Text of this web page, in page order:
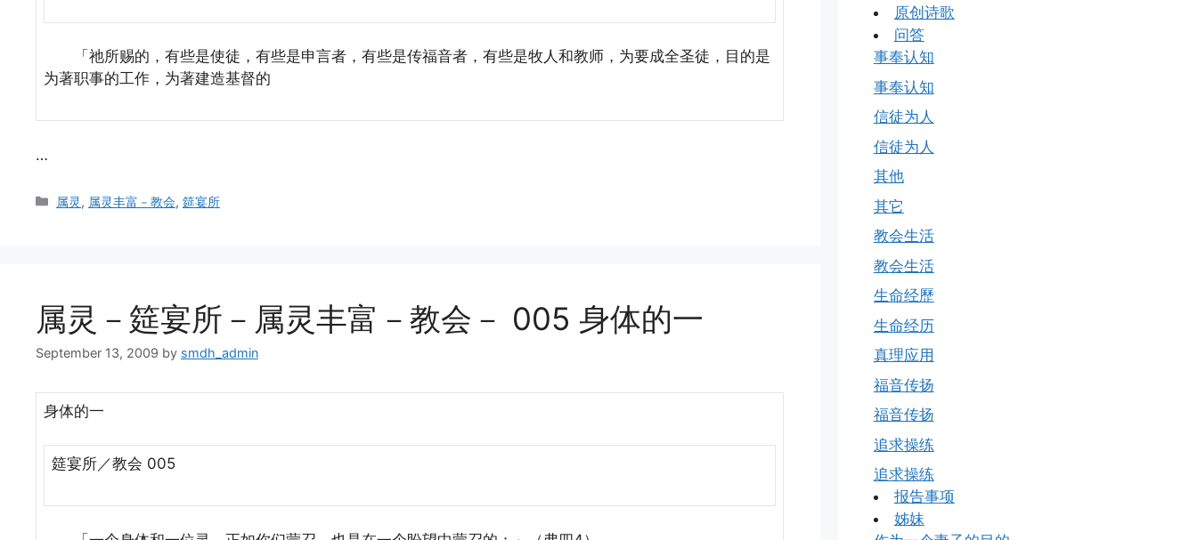
「祂所赐的，有些是使徒，有些是申言者，有些是传福音者，有些是牧人和教师，为要成全圣徒，目的是
为著职事的工作，为著建造基督的
…
Categories
属灵, 属灵丰富－教会,筵宴所
属灵－筵宴所－属灵丰富－教会－ 005 身体的一
September 13, 2009 by smdh_admin
身体的一
筵宴所／教会 005
原创诗歌
问答
事奉认知
事奉认知
信徒为人
信徒为人
其他
其它
教会生活
教会生活
生命经歷
生命经历
真理应用
福音传扬
福音传扬
追求操练
追求操练
报告事项
姊妹